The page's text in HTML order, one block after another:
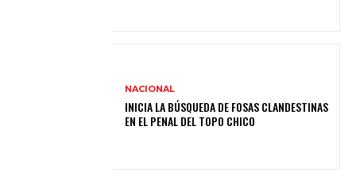
NACIONAL
INICIA LA BÚSQUEDA DE FOSAS CLANDESTINAS
EN EL PENAL DEL TOPO CHICO